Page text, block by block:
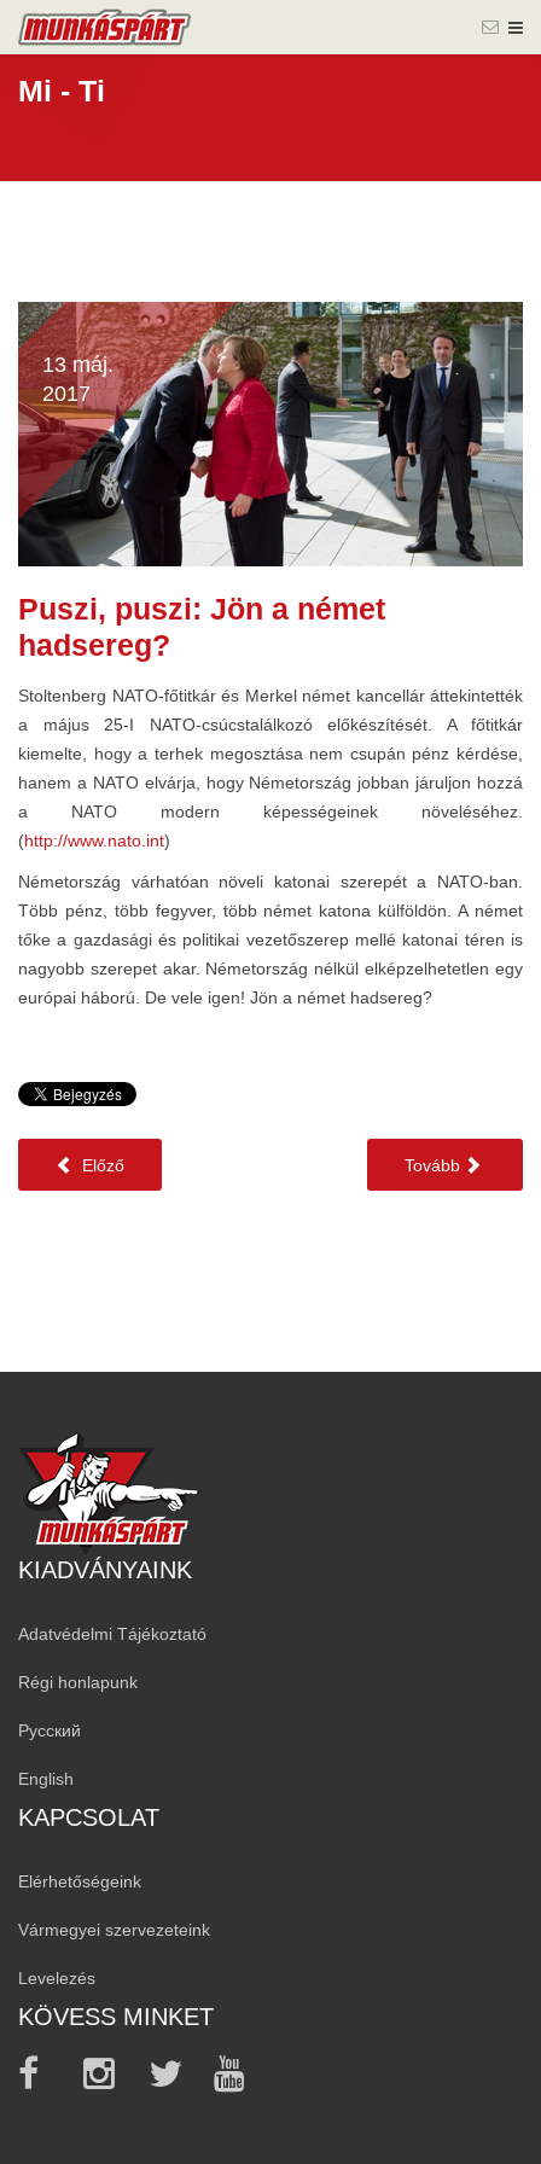
Mi - Ti
13 máj.
2017
Puszi, puszi: Jön a német
hadsereg?
Stoltenberg NATO-főtitkár és Merkel német kancellár áttekintették
a május 25-I NATO-csúcstalálkozó előkészítését. A főtitkár
kiemelte, hogy a terhek megosztása nem csupán pénz kérdése,
hanem a NATO elvárja, hogy Németország jobban járuljon hozzá
a NATO modern képességeinek növeléséhez.
(http://www.nato.int)
Németország várhatóan növeli katonai szerepét a NATO-ban.
Több pénz, több fegyver, több német katona külföldön. A német
tőke a gazdasági és politikai vezetőszerep mellé katonai téren is
nagyobb szerepet akar. Németország nélkül elképzelhetetlen egy
európai háború. De vele igen! Jön a német hadsereg?
Előző Tovább
KIADVÁNYAINK
Adatvédelmi Tájékoztató
Régi honlapunk
Русский
English
KAPCSOLAT
Elérhetőségeink
Vármegyei szervezeteink
Levelezés
KÖVESS MINKET